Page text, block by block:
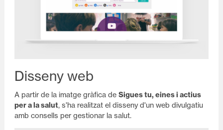
Disseny web
A partir de la imatge gràfica de Sigues tu, eines i actius
per a la salut, s'ha realitzat el disseny d'un web divulgatiu
amb consells per gestionar la salut.